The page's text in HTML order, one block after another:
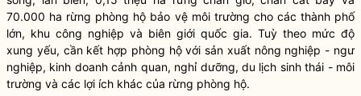
70.000 ha rừng phòng hộ bảo vệ môi trường cho các thành phố
lớn, khu công nghiệp và biên giới quốc gia. Tuỳ theo mức độ
xung yếu, cần kết hợp phòng hộ với sản xuất nông nghiệp - ngư
nghiệp, kinh doanh cảnh quan, nghỉ dưỡng, du lịch sinh thái - môi
trường và các lợi ích khác của rừng phòng hộ.